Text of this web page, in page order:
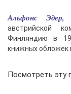
Альфонс
австрийской
Финляндию в
книжных обложек
Посмотреть эту